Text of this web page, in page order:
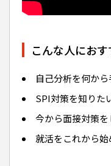
こんな人におす
自己分析を何か
SPI対策を知りた
今から面接対策
就活をこれから始